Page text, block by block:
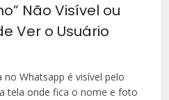
Não Visível ou
Ver o Usuário
Whatsapp é visível pelo
tela onde fica o nome e foto